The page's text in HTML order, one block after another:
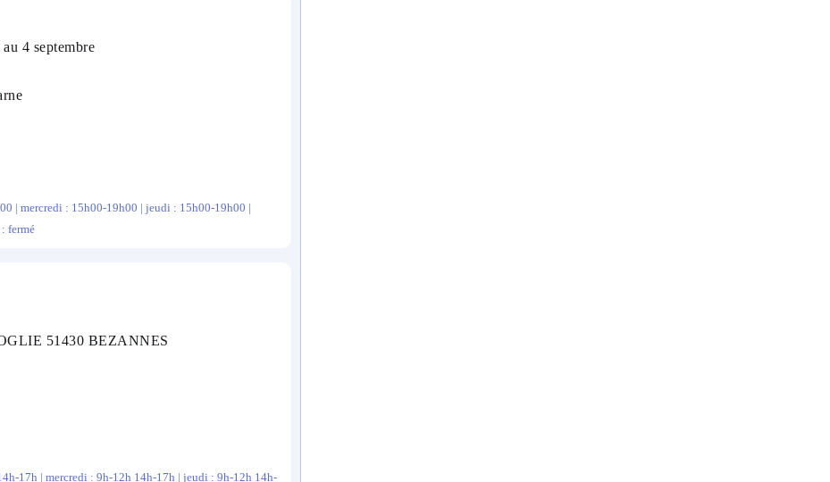
4 septembre
| mercredi : 15h00-19h00 | jeudi : 15h00-19h00 |
fermé
51430 BEZANNES
17h | mercredi : 9h-12h 14h-17h | jeudi : 9h-12h 14h-